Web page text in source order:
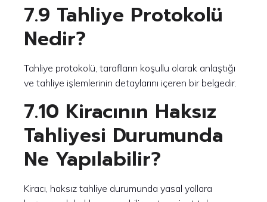
7.9 Tahliye Protokolü
Nedir?
Tahliye protokolü, tarafların koşullu olarak anlaştığı
ve tahliye işlemlerinin detaylarını içeren bir belgedir.
7.10 Kiracının Haksız
Tahliyesi Durumunda
Ne Yapılabilir?
Kiracı, haksız tahliye durumunda yasal yollara